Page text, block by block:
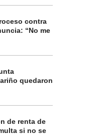
contra
“No me
quedaron
de renta de
si no se